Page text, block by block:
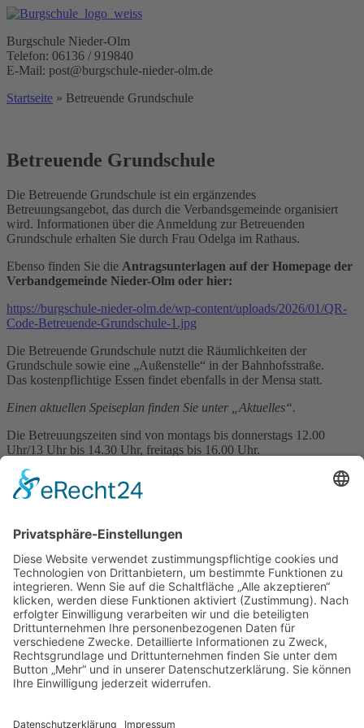
Burgschule Nieder-Olm
Telefon: 06136 / 919840
E-Mail: post@burgschule-nieder-olm.de
Startseite » Betreuende Grundschule
Betreuende Grundschule
Die Betreuende Grundschule ist ein ergänzendes
Betreuungsangebot, das durch die Verbandsgemeinde organisiert
wird. Informationen über die Anmeldung zur Betreuenden
Grundschule erhalten Sie durch Frau Odelga im Rathaus.
Ebenso finden Sie die Antragsunterlagen auf der Homepage der
Verbandgemeinde Nieder-Olm oder hier:
https://burgschule-nieder-olm.de/wp-content/uploads/2026/01/QR-
Code-Betreuende-Grundschule-1.jpg
Die Betreuende Grundschule nutzt die Räumlichkeiten der
Grundschule sowie eine „Außenstelle“ in der Bahnhofsstraße.
Das kostenpflichtige Essen findet ebenfalls in der Mensa statt.
Einen aktuellen Speiseplan finden Sie unter „Aktuelles“.
Die Betreuungszeiten sind von montags bis donnerstags 12.00
Uhr/13 Uhr bis 14.30 Uhr, freitags bis 16.00 Uhr.
Bitte wenden Sie sich während der Betreuungszeiten an das
Personal:
(Ansprechpartnerin Frau Jochem) im Schulgebäude, z. Zt.
Klassen 2 und 4.
0151/28146209
Mail: Bgs-nieder-olm2@vg-nieder-olm.de
(Ansprechpartnerin Frau Abdelkadous, z. Zt. Klassen 1 und 3)